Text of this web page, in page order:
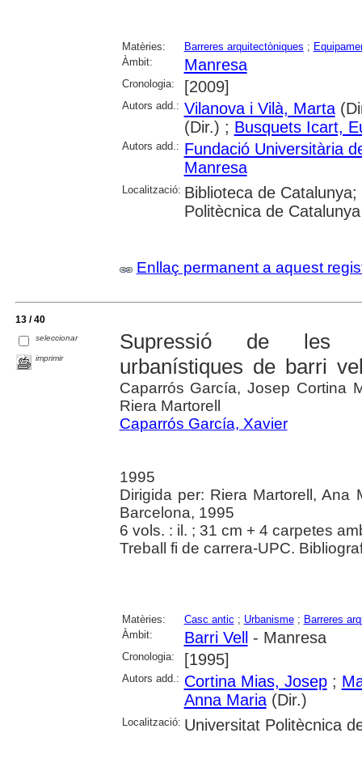
Matèries: Barreres arquitectòniques ;
Àmbit:
Manresa
Cronologia: [2009]
Autors add.: Vilanova i Vilà, Marta
(Dir.) ; Busquets Icart,
Autors add.: Fundació Universitària
Manresa
Localització: Biblioteca de
Politècnica de Catalunya
Enllaç permanent a aquest
13 / 40
seleccionar
imprimir
Supressió de les
urbanístiques de barri
Caparrós García, Josep Cortina
Riera Martorell
Caparrós García, Xavier
1995
Dirigida per: Riera Martorell, Ana
Barcelona, 1995
6 vols. : il. ; 31 cm + 4 carpetes
Treball fi de carrera-UPC.
Matèries: Casc antic ; Urbanisme; Barreres
Àmbit:
Barri Vell - Manresa
Cronologia: [1995]
Autors add.: Cortina Mias, Josep;
Anna Maria(Dir.)
Localització: Universitat Politècnica